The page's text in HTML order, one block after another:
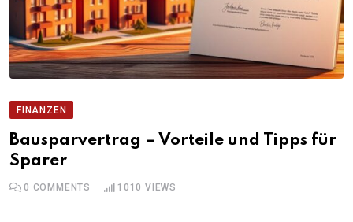
FINANZEN
Bausparvertrag – Vorteile und Tipps für
Sparer
0 COMMENTS 1010 VIEWS